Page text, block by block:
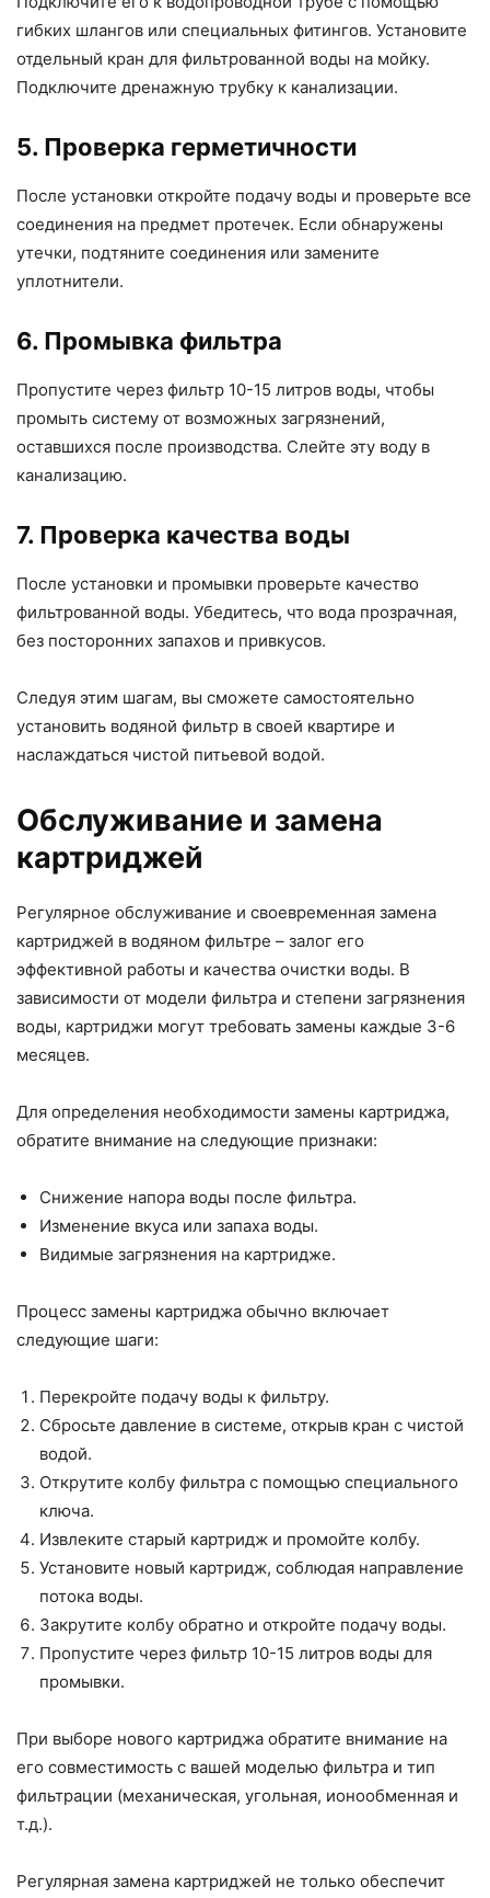
гибких шлангов или специальных фитингов. Установите
отдельный кран для фильтрованной воды на мойку.
Подключите дренажную трубку к канализации.
5. Проверка герметичности
После установки откройте подачу воды и проверьте все
соединения на предмет протечек. Если обнаружены
утечки, подтяните соединения или замените
уплотнители.
6. Промывка фильтра
Пропустите через фильтр 10-15 литров воды, чтобы
промыть систему от возможных загрязнений,
оставшихся после производства. Слейте эту воду в
канализацию.
7. Проверка качества воды
После установки и промывки проверьте качество
фильтрованной воды. Убедитесь, что вода прозрачная,
без посторонних запахов и привкусов.
Следуя этим шагам, вы сможете самостоятельно
установить водяной фильтр в своей квартире и
наслаждаться чистой питьевой водой.
Обслуживание и замена
картриджей
Регулярное обслуживание и своевременная замена
картриджей в водяном фильтре – залог его
эффективной работы и качества очистки воды. В
зависимости от модели фильтра и степени загрязнения
воды, картриджи могут требовать замены каждые 3-6
месяцев.
Для определения необходимости замены картриджа,
обратите внимание на следующие признаки:
Снижение напора воды после фильтра.
Изменение вкуса или запаха воды.
Видимые загрязнения на картридже.
Процесс замены картриджа обычно включает
следующие шаги:
Перекройте подачу воды к фильтру.
Сбросьте давление в системе, открыв кран с чистой
водой.
Открутите колбу фильтра с помощью специального
ключа.
Извлеките старый картридж и промойте колбу.
Установите новый картридж, соблюдая направление
потока воды.
Закрутите колбу обратно и откройте подачу воды.
Пропустите через фильтр 10-15 литров воды для
промывки.
При выборе нового картриджа обратите внимание на
его совместимость с вашей моделью фильтра и тип
фильтрации (механическая, угольная, ионообменная и
т.д.).
Регулярная замена картриджей не только обеспечит